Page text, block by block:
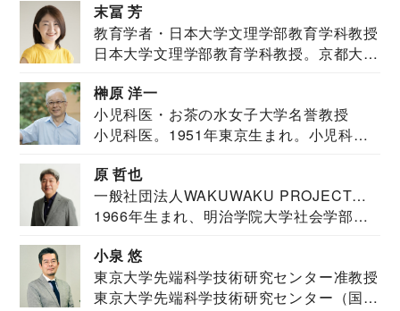
末冨 芳
教育学者・日本大学文理学部教育学科教授
日本大学文理学部教育学科教授。京都大学
榊原 洋一
小児科医・お茶の水女子大学名誉教授
小児科医。1951年東京生まれ。小児科
原 哲也
一般社団法人WAKUWAKU PROJECT
JAPAN代表・言語聴覚士・社会福祉士
1966年生まれ、明治学院大学社会学部福
小泉 悠
東京大学先端科学技術研究センター准教授
東京大学先端科学技術研究センター（国際